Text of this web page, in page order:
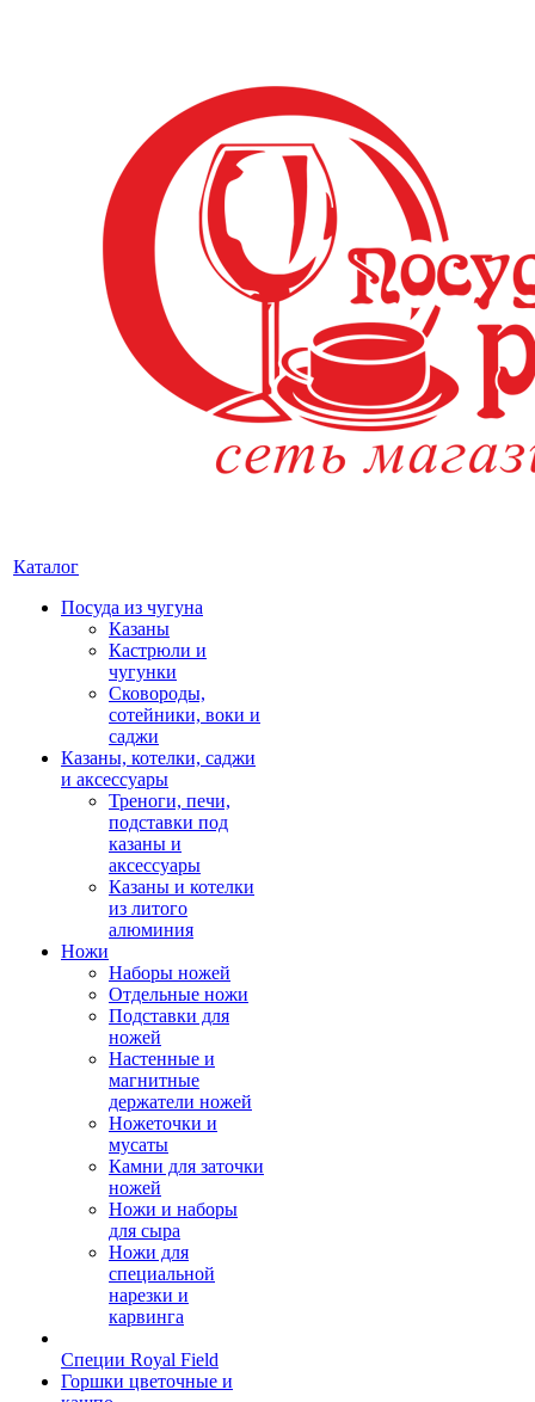
Каталог
Посуда из чугуна
Казаны
Кастрюли и
чугунки
Сковороды,
сотейники, воки и
саджи
Казаны, котелки, саджи
и аксессуары
Треноги, печи,
подставки под
казаны и
аксессуары
Казаны и котелки
из литого
алюминия
Ножи
Наборы ножей
Отдельные ножи
Подставки для
ножей
Настенные и
магнитные
держатели ножей
Ножеточки и
мусаты
Камни для заточки
ножей
Ножи и наборы
для сыра
Ножи для
специальной
нарезки и
карвинга
Специи Royal Field
Горшки цветочные и